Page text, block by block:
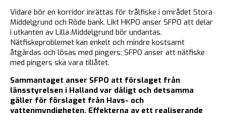
Vidare bör en korridor inrättas för trålfiske i området Stora
Middelgrund och Röde bank. Likt HKPO anser SFPO att delar
i utkanten av Lilla Middelgrund bör undantas.
Nätfiskeproblemet kan enkelt och mindre kostsamt
åtgärdas och lösas med pingers; SFPO anser att nätfiske
med pingers ska vara tillåtet.
Sammantaget anser SFPO att förslaget från
länsstyrelsen i Halland var dåligt och detsamma
gäller för förslaget från Havs- och
vattenmyndigheten. Effekterna av ett realiserande